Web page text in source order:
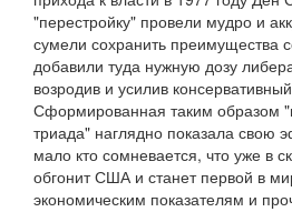
"перестройку" провели мудро и
сумели сохранить преимущества
добавили туда нужную дозу
возродив и усилив
Сформированная таким образом
триада" наглядно показала свою
мало кто сомневается, что уже в
обгонит США и станет первой в
экономическим показателям и